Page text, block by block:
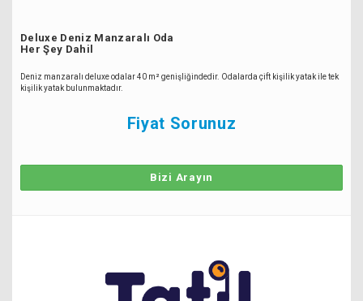
Deluxe Deniz Manzaralı Oda
Her Şey Dahil
Deniz manzaralı deluxe odalar 40 m² genişliğindedir. Odalarda çift kişilik yatak ile tek
kişilik yatak bulunmaktadır.
Fiyat Sorunuz
Bizi Arayın